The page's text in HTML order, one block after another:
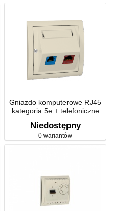
Gniazdo komputerowe RJ45
kategoria 5e + telefoniczne
Niedostępny
0 wariantów